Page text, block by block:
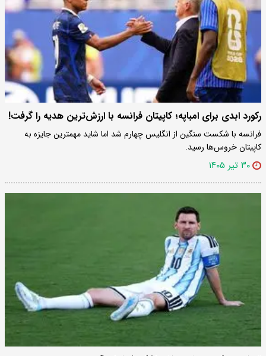
رکورد ابدی برای امباپه؛ کاپیتان فرانسه با ارزش‌ترین هدیه را گرفت!
فرانسه با شکست سنگین از انگلیس چهارم شد اما شاید مهمترین جایزه به
کاپیتان خروس‌ها رسید.
۳۰ تیر ۱۴۰۵